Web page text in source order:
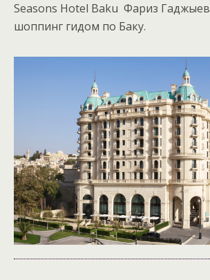
Seasons Hotel Baku Фариз Гаджыев
шоппинг гидом по Баку.